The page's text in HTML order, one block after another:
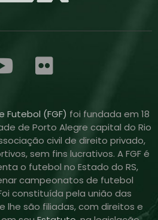
Futebol (FGF) foi fundada em 18
de Porto Alegre capital do Rio
civil de direito privado,
sem fins lucrativos. A FGF é
o futebol no Estado do RS,
campeonatos de futebol
constituída pela união das
lhe são filiadas, com direitos e